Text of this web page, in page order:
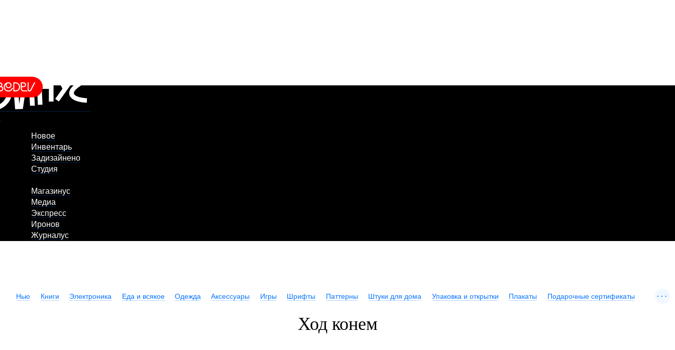
Новое
Инвентарь
Задизайнено
Студия
Магазинус
Медиа
Экспресс
Иронов
Журналус
Нью Книги Электроника Еда и всякое Одежда Аксессуары Игры Шрифты Паттерны Штуки для дома Упаковка и открытки Плакаты Подарочные сертификаты ...
Ход конем